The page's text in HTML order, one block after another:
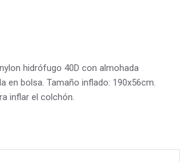
hidrófugo 40D con almohada
en bolsa. Tamaño inflado: 190x56cm.
inflar el colchón.